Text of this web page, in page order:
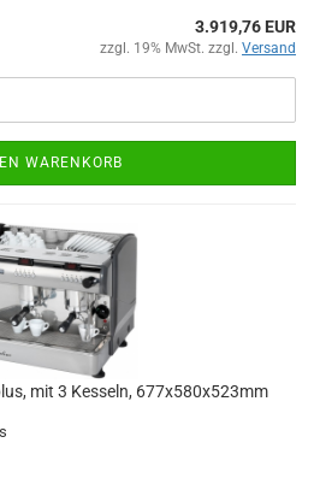
3.919,76 EUR
zzgl. 19% MwSt. zzgl. Versand
WARENKORB
mit 3 Kesseln, 677x580x523mm